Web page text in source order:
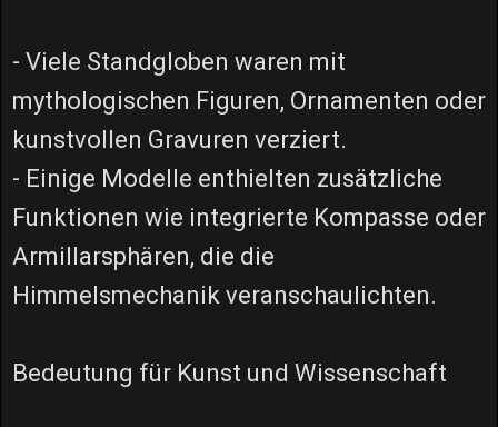
- Viele Standgloben waren mit
mythologischen Figuren, Ornamenten oder
kunstvollen Gravuren verziert.
- Einige Modelle enthielten zusätzliche
Funktionen wie integrierte Kompasse oder
Armillarsphären, die die
Himmelsmechanik veranschaulichten.
Bedeutung für Kunst und Wissenschaft